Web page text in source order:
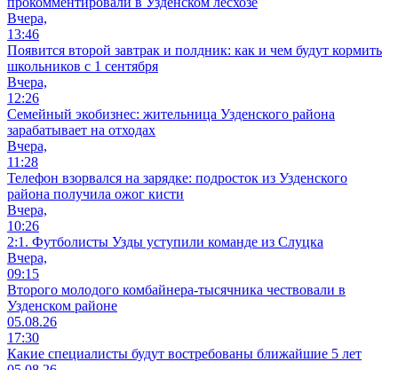
Вчера,
13:46
Появится второй завтрак и полдник: как и чем будут кормить
школьников с 1 сентября
Вчера,
12:26
Семейный экобизнес: жительница Узденского района
зарабатывает на отходах
Вчера,
11:28
Телефон взорвался на зарядке: подросток из Узденского
района получила ожог кисти
Вчера,
10:26
2:1. Футболисты Узды уступили команде из Слуцка
Вчера,
09:15
Второго молодого комбайнера-тысячника чествовали в
Узденском районе
05.08.26
17:30
Какие специалисты будут востребованы ближайшие 5 лет